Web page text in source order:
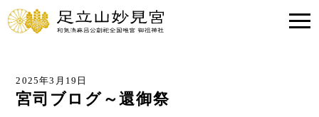
2025年3月19日
宮司ブログ～還御祭